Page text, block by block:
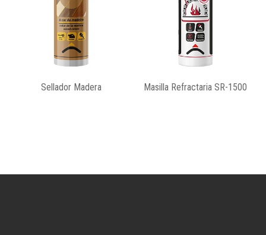
Sellador Madera Masilla Refractaria SR-1500